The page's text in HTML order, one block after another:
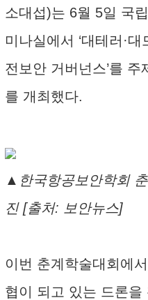
소대섭)는 6월 5일 국
미나실에서 ‘대테러·
전보안 거버넌스’를
를 개최했다.
▲한국항공보안학회
진 [출처: 보안뉴스]
이번 춘계학술대회에
협이 되고 있는 드론